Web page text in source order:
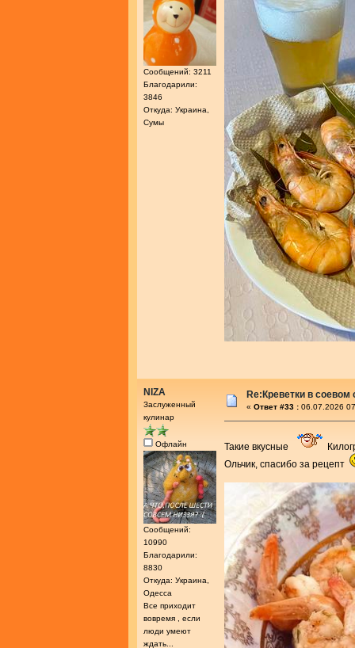
Сообщений: 3211
Благодарили:
3846
Откуда: Украина,
Сумы
NIZA
Заслуженный
кулинар
Офлайн
Сообщений:
10990
Благодарили:
8830
Откуда: Украина,
Одесса
Все приходит
вовремя , если
люди умеют
ждать...
Re:Креветки в
« Ответ #33 : 06.07.2026
Такие вкусные
Ольчик, спасибо за рецепт